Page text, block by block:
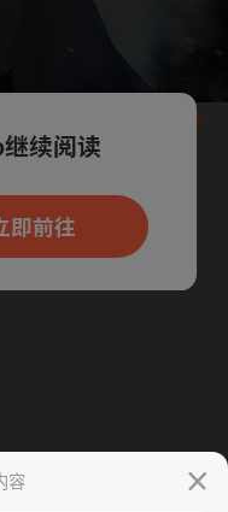
免费看
容
打开App新用
续阅读
即前往